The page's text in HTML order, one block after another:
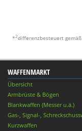
*2differenzbesteuert
WAFFENMARKT
Übersicht
Armbrüste & Bögen
Blankwaffen (Messer u.ä.)
Gas-, Signal-,
Kurzwaffen